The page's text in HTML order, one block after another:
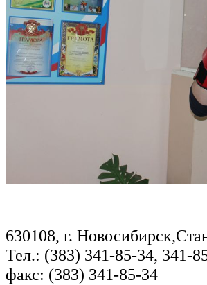
630108, г.
Тел.: (383) 341-85-34, 341-
факс: (383) 341-85-34